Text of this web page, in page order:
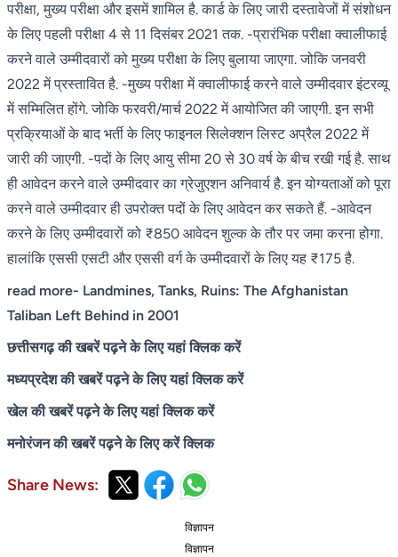
परीक्षा, मुख्य परीक्षा और इसमें शामिल है. कार्ड के लिए जारी दस्तावेजों में संशोधन
के लिए पहली परीक्षा 4 से 11 दिसंबर 2021 तक. -प्रारंभिक परीक्षा क्वालीफाई
करने वाले उम्मीदवारों को मुख्य परीक्षा के लिए बुलाया जाएगा. जोकि जनवरी
2022 में प्रस्तावित है. -मुख्य परीक्षा में क्वालीफाई करने वाले उम्मीदवार इंटरव्यू
में सम्मिलित होंगे. जोकि फरवरी/मार्च 2022 में आयोजित की जाएगी. इन सभी
प्रक्रियाओं के बाद भर्ती के लिए फाइनल सिलेक्शन लिस्ट अप्रैल 2022 में
जारी की जाएगी. -पदों के लिए आयु सीमा 20 से 30 वर्ष के बीच रखी गई है. साथ
ही आवेदन करने वाले उम्मीदवार का ग्रेजुएशन अनिवार्य है. इन योग्यताओं को पूरा
करने वाले उम्मीदवार ही उपरोक्त पदों के लिए आवेदन कर सकते हैं. -आवेदन
करने के लिए उम्मीदवारों को ₹850 आवेदन शुल्क के तौर पर जमा करना होगा.
हालांकि एससी एसटी और एससी वर्ग के उम्मीदवारों के लिए यह ₹175 है.
read more- Landmines, Tanks, Ruins: The Afghanistan
Taliban Left Behind in 2001
छत्तीसगढ़ की खबरें पढ़ने के लिए यहां क्लिक करें
मध्यप्रदेश की खबरें पढ़ने के लिए यहां क्लिक करें
खेल की खबरें पढ़ने के लिए यहां क्लिक करें
मनोरंजन की खबरें पढ़ने के लिए करें क्लिक
Share News:
विज्ञापन
विज्ञापन